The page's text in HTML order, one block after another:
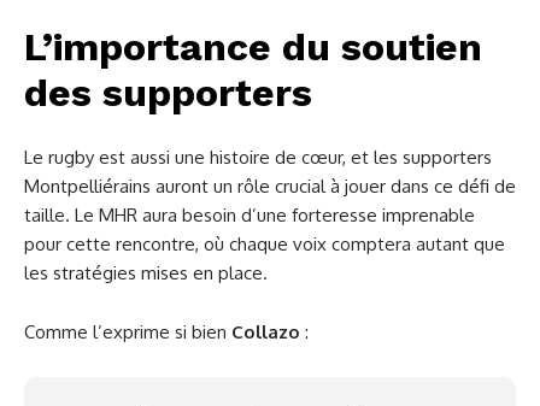
L’importance du soutien
des supporters
Le rugby est aussi une histoire de cœur, et les supporters
Montpelliérains auront un rôle crucial à jouer dans ce défi de
taille. Le MHR aura besoin d’une forteresse imprenable
pour cette rencontre, où chaque voix comptera autant que
les stratégies mises en place.
Comme l’exprime si bien Collazo :